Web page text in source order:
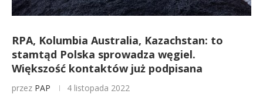
RPA, Kolumbia Australia, Kazachstan: to
stamtąd Polska sprowadza węgiel.
Większość kontaktów już podpisana
przez PAP 4 listopada 2022